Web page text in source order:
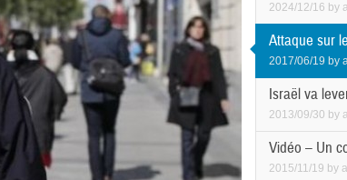
2024/12/16 by
Attaque sur
2017/06/19 by
Israël va
2013/09/30 by
Vidéo – Un
2015/11/19 by